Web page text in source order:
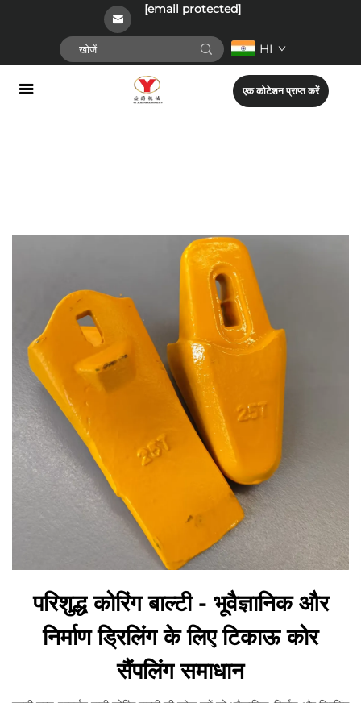
[email protected]
HI
एक कोटेशन प्राप्त करें
परिशुद्ध कोरिंग बाल्टी - भूवैज्ञानिक और
निर्माण ड्रिलिंग के लिए टिकाऊ कोर
सैंपलिंग समाधान